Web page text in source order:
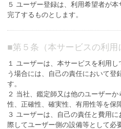
５ ユーザー登録は、利用希望者が
完了するものとします。
■第５条（本サービスの利用
１ ユーザーは、本サービスを利用
う場合には、自己の責任において登
す。
２ 当社、鑑定師又は他のユーザー
性、正確性、確実性、有用性等を保
３ ユーザーは、自己の責任と費用
際してユーザー側の設備等として必